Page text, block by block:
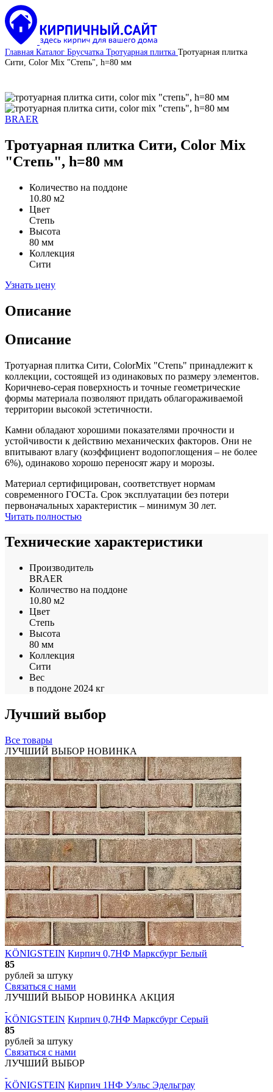
Главная Каталог Брусчатка Тротуарная плитка Тротуарная плитка
Сити, Color Mix "Степь", h=80 мм
BRAER
Тротуарная плитка Сити, Color Mix
"Степь", h=80 мм
Количество на поддоне
10.80 м2
Цвет
Степь
Высота
80 мм
Коллекция
Сити
Узнать цену
Описание
Описание
Тротуарная плитка Сити, ColorMix "Степь" принадлежит к
коллекции, состоящей из одинаковых по размеру элементов.
Коричнево-серая поверхность и точные геометрические
формы материала позволяют придать облагораживаемой
территории высокой эстетичности.
Камни обладают хорошими показателями прочности и
устойчивости к действию механических факторов. Они не
впитывают влагу (коэффициент водопоглощения – не более
6%), одинаково хорошо переносят жару и морозы.
Материал сертифицирован, соответствует нормам
современного ГОСТа. Срок эксплуатации без потери
первоначальных характеристик – минимум 30 лет.
Читать полностью
Технические характеристики
Производитель
BRAER
Количество на поддоне
10.80 м2
Цвет
Степь
Высота
80 мм
Коллекция
Сити
Вес
в поддоне 2024 кг
Лучший выбор
Все товары
ЛУЧШИЙ ВЫБОР НОВИНКА
KÖNIGSTEIN Кирпич 0,7НФ Марксбург Белый
85
рублей за штуку
Связаться с нами
ЛУЧШИЙ ВЫБОР НОВИНКА АКЦИЯ
KÖNIGSTEIN Кирпич 0,7НФ Марксбург Серый
85
рублей за штуку
Связаться с нами
ЛУЧШИЙ ВЫБОР
KÖNIGSTEIN Кирпич 1НФ Уэльс Эдельграу